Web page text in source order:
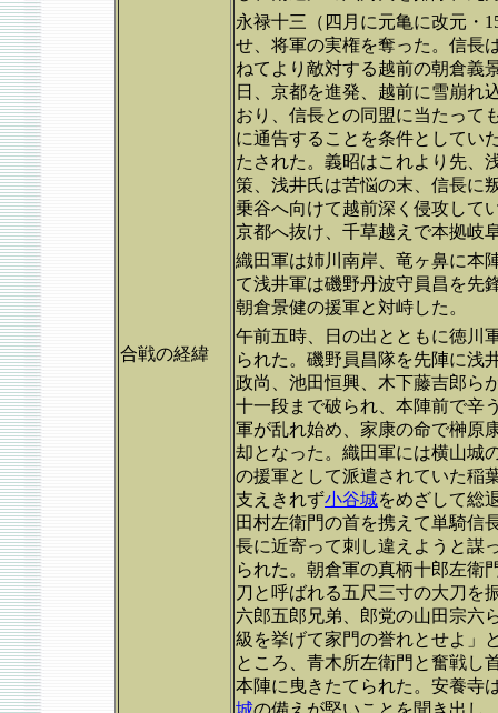
合戦の経緯
永禄十三（四月に元亀に改元・
せ、将軍の実権を奪った。信長
ねてより敵対する越前の朝倉義
日、京都を進発、越前に雪崩れ
おり、信長との同盟に当たって
に通告することを条件としてい
たされた。義昭はこれより先、
策、浅井氏は苦悩の末、信長に
乗谷へ向けて越前深く侵攻して
京都へ抜け、千草越えで本拠岐
織田軍は姉川南岸、竜ヶ鼻に本
て浅井軍は磯野丹波守員昌を先
朝倉景健の援軍と対峙した。
午前五時、日の出とともに徳川
られた。磯野員昌隊を先陣に浅
政尚、池田恒興、木下藤吉郎ら
十一段まで破られ、本陣前で辛
軍が乱れ始め、家康の命で榊原
却となった。織田軍には横山城
の援軍として派遣されていた稲
支えきれず小谷城をめざして総
田村左衛門の首を携えて単騎信
長に近寄って刺し違えようと謀
られた。朝倉軍の真柄十郎左衛
刀と呼ばれる五尺三寸の大刀を
六郎五郎兄弟、郎党の山田宗六
級を挙げて家門の誉れとせよ」
ところ、青木所左衛門と奮戦し
本陣に曳きたてられた。安養寺
城の備えが堅いことを聞き出し